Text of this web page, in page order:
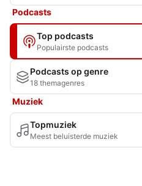
Podcasts
Top podcasts
Populairste podcasts
Podcasts op genre
18 themagenres
Muziek
Topmuziek
Meest beluisterde muziek